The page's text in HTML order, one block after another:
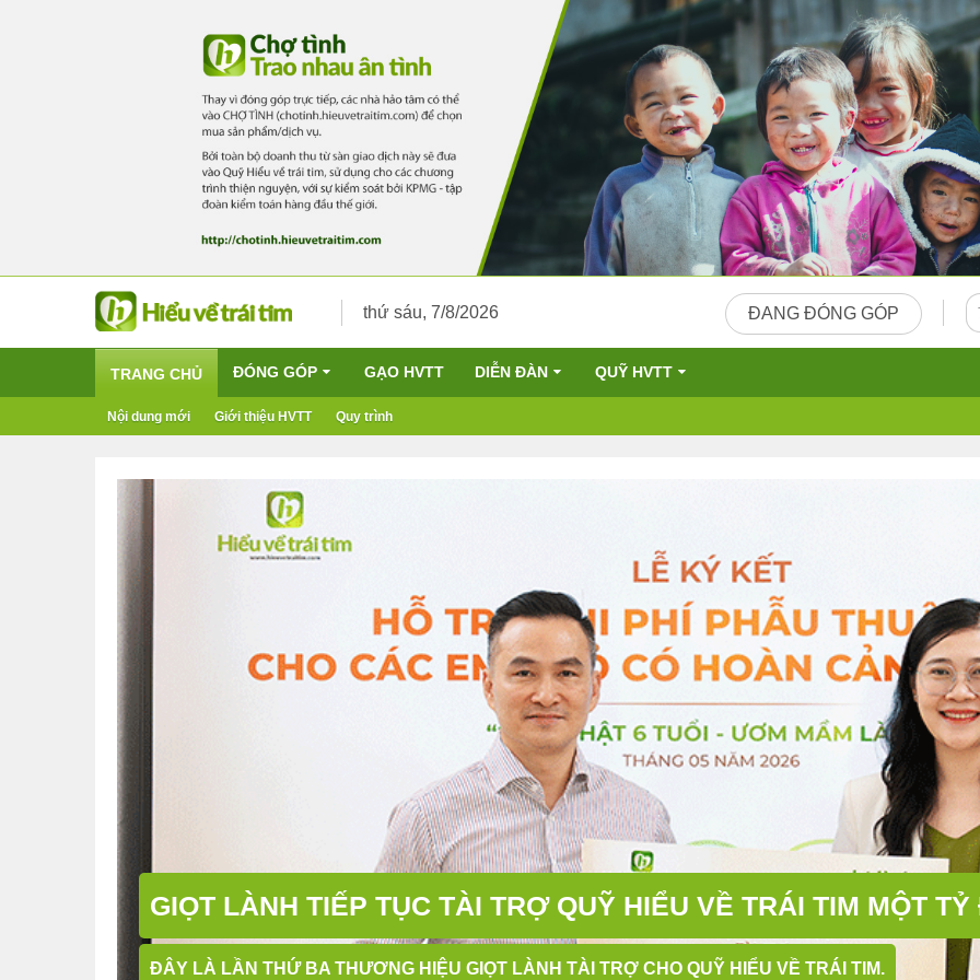
thứ sáu, 7/8/2026 ĐANG ĐÓNG GÓP
TRANG CHỦ
Nội dung mới Giới thiệu HVTT Quy trình
ĐÓNG GÓP GẠO HVTT DIỄN ĐÀN QUỸ HVTT
GIỌT LÀNH TIẾP TỤC TÀI TRỢ QUỸ HIỂU VỀ TRÁI TIM MỘT TỶ
ĐÂY LÀ LẦN THỨ BA THƯƠNG HIỆU GIỌT LÀNH TÀI TRỢ CHO QUỸ HIỂU VỀ TRÁI TIM.